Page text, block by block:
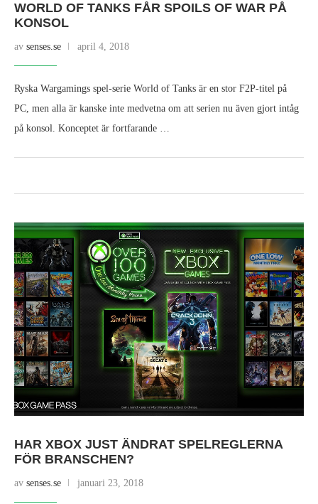
WORLD OF TANKS FÅR SPOILS OF WAR PÅ
KONSOL
av senses.se april 4, 2018
Ryska Wargamings spel-serie World of Tanks är en stor F2P-titel på
PC, men alla är kanske inte medvetna om att serien nu även gjort intåg
på konsol. Konceptet är fortfarande …
HAR XBOX JUST ÄNDRAT SPELREGLERNA
FÖR BRANSCHEN?
av senses.se januari 23, 2018